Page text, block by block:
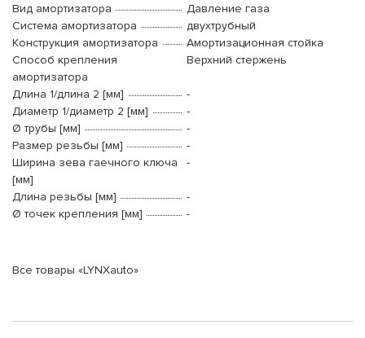
Вид амортизатора
Давление газа
Система амортизатора
двухтрубный
Конструкция амортизатора
Амортизационная стойка
Способ крепления
амортизатора
Верхний стержень
Длина 1/длина 2 [мм]
-
Диаметр 1/диаметр 2 [мм]
-
Ø трубы [мм]
-
Размер резьбы [мм]
-
Ширина зева гаечного ключа
[мм]
-
Длина резьбы [мм]
-
Ø точек крепления [мм]
-
Все товары «LYNXauto»